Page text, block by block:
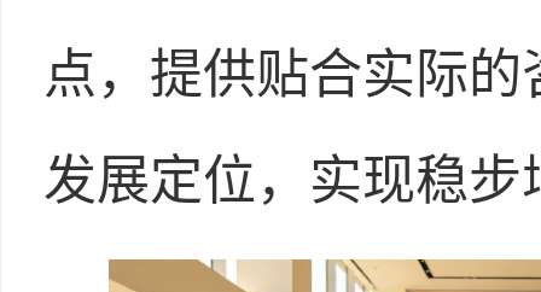
点，提供贴合实际
发展定位，实现稳步